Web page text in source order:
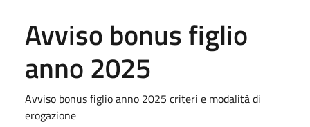
Avviso bonus figlio
anno 2025
Avviso bonus figlio anno 2025 criteri e modalità di
erogazione